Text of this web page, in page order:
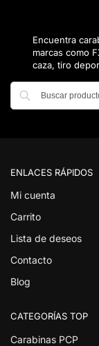
Encuentra
marcas como
caza, tiro
ENLACES RÁPIDOS
Mi cuenta
Carrito
Lista de deseos
Contacto
Blog
CATEGORÍAS TOP
Carabinas PCP